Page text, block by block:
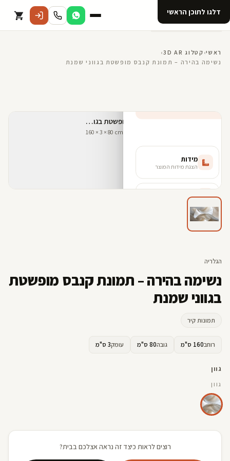
דלגו לתוכן הראשי
קטלוגראשי› קטלוג 3D AR
›
נשימה בהירה – תמונת קנבס מופשטת בגווני שמנת
הגלריה
נשימה בהירה – תמונת קנבס מופשטת
בגווני שמנת
תמונות קיר
רוחב160 ס"מ גובה80 ס"מ עומק3 ס"מ
גוון
גוון
רוצים לראות כיצד זה נראה אצלכם בבית?